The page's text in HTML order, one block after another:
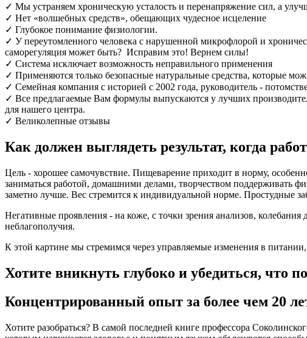
✓ Мы устраняем хроническую усталость и перенапряжение сил, а
✓ Нет «волшебных средств», обещающих чудесное исцеление
✓ Глубокое понимание физиологии.
✓ У переутомленного человека с нарушенной микрофлорой и
саморегуляция может быть? Исправим это! Вернем силы!
✓ Система исключает возможность неправильного применения
✓ Применяются только безопасные натуральные средства, которые
✓ Семейная компания с историей с 2002 года, руководитель -
✓ Все предлагаемые Вам формулы выпускаются у лучших
для нашего центра.
✓ Великолепные отзывы
Как должен выглядеть результат, когда
Цель - хорошее самочувствие. Пищеварение приходит в норму,
заниматься работой, домашними делами, творчеством
заметно лучше. Вес стремится к индивидуальной норме. Простудные
Негативные проявления - на коже, с точки зрения анализов,
неблагополучия.
К этой картине мы стремимся через управляемые изменения в
Хотите вникнуть глубоко и убедиться, что
Концентрированный опыт за более чем 20
Хотите разобраться? В самой последней книге профессора